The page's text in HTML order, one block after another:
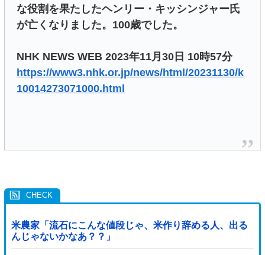
な役割を果たしたヘンリー・キッシンジャー氏
が亡くなりました。100歳でした。
NHK NEWS WEB 2023年11月30日 10時57分
https://www3.nhk.or.jp/news/html/20231130/k
10014273071000.html
米農家「流石にこんな値段じゃ、米作り辞める人、出る
んじゃないかなあ？？」